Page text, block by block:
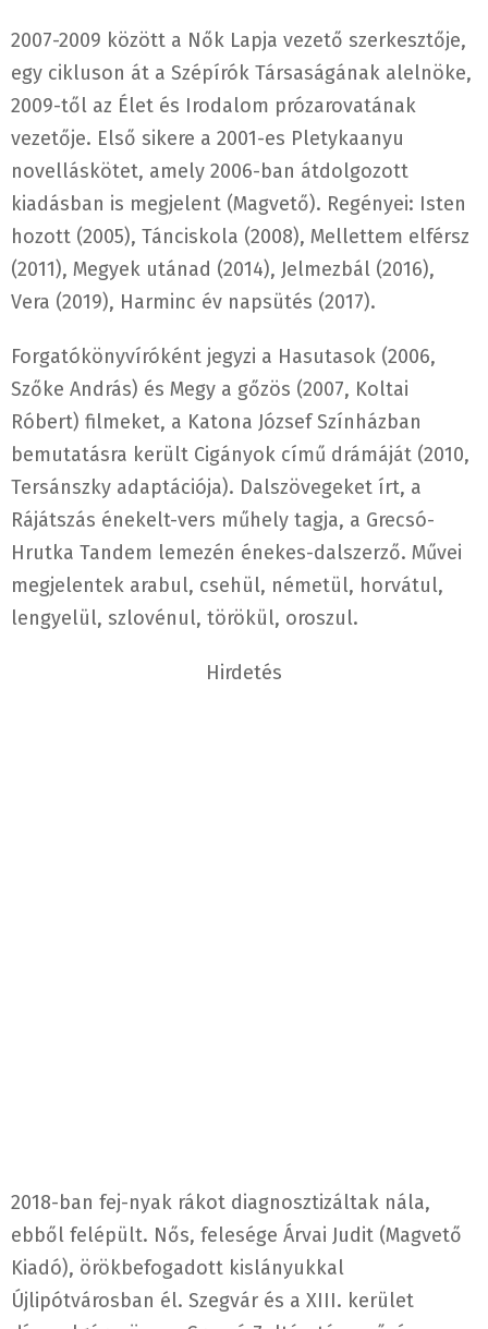
2007-2009 között a Nők Lapja vezető szerkesztője,
egy cikluson át a Szépírók Társaságának alelnöke,
2009-től az Élet és Irodalom prózarovatának
vezetője. Első sikere a 2001-es Pletykaanyu
novelláskötet, amely 2006-ban átdolgozott
kiadásban is megjelent (Magvető). Regényei: Isten
hozott (2005), Tánciskola (2008), Mellettem elférsz
(2011), Megyek utánad (2014), Jelmezbál (2016),
Vera (2019), Harminc év napsütés (2017).
Forgatókönyvíróként jegyzi a Hasutasok (2006,
Szőke András) és Megy a gőzös (2007, Koltai
Róbert) filmeket, a Katona József Színházban
bemutatásra került Cigányok című drámáját (2010,
Tersánszky adaptációja). Dalszövegeket írt, a
Rájátszás énekelt-vers műhely tagja, a Grecsó-
Hrutka Tandem lemezén énekes-dalszerző. Művei
megjelentek arabul, csehül, németül, horvátul,
lengyelül, szlovénul, törökül, oroszul.
Hirdetés
2018-ban fej-nyak rákot diagnosztizáltak nála,
ebből felépült. Nős, felesége Árvai Judit (Magvető
Kiadó), örökbefogadott kislányukkal
Újlipótvárosban él. Szegvár és a XIII. kerület